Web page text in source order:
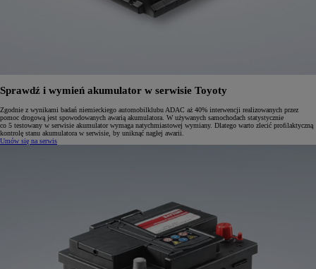
Sprawdź i wymień akumulator w serwisie Toyoty
Zgodnie z wynikami badań niemieckiego automobilklubu ADAC aż 40% interwencji realizowanych przez
pomoc drogową jest spowodowanych awarią akumulatora. W używanych samochodach statystycznie
co 5 testowany w serwisie akumulator wymaga natychmiastowej wymiany. Dlatego warto zlecić proﬁlaktyczną
kontrolę stanu akumulatora w serwisie, by uniknąć nagłej awarii.
Umów się na serwis